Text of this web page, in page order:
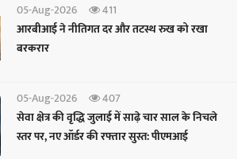
05-Aug-2026
411
आरबीआई ने नीतिगत दर और तटस्थ रुख को रखा
बरकरार
05-Aug-2026
407
सेवा क्षेत्र की वृद्धि जुलाई में साढ़े चार साल के निचले
स्तर पर, नए ऑर्डर की रफ्तार सुस्त: पीएमआई